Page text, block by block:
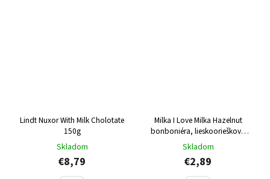
Lindt Nuxor With Milk Cholotate
150g
Skladom
€8,79
Milka I Love Milka Hazelnut
bonboniéra, lieskooriešková
náplň 110 g
Skladom
€2,89